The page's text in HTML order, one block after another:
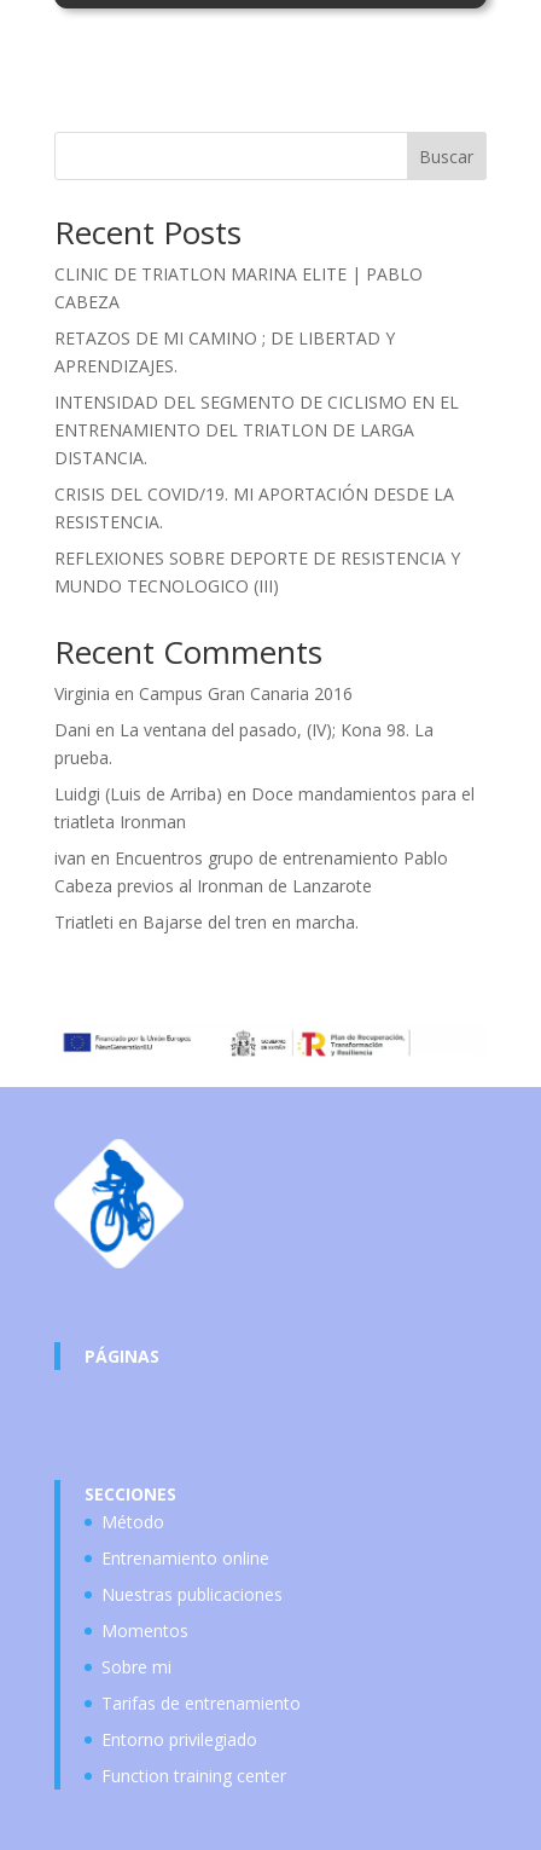
Buscar
Recent Posts
CLINIC DE TRIATLON MARINA ELITE | PABLO
CABEZA
RETAZOS DE MI CAMINO ; DE LIBERTAD Y
APRENDIZAJES.
INTENSIDAD DEL SEGMENTO DE CICLISMO EN EL
ENTRENAMIENTO DEL TRIATLON DE LARGA
DISTANCIA.
CRISIS DEL COVID/19. MI APORTACIÓN DESDE LA
RESISTENCIA.
REFLEXIONES SOBRE DEPORTE DE RESISTENCIA Y
MUNDO TECNOLOGICO (III)
Recent Comments
Virginia en Campus Gran Canaria 2016
Dani en La ventana del pasado, (IV); Kona 98. La
prueba.
Luidgi (Luis de Arriba) en Doce mandamientos para el
triatleta Ironman
ivan en Encuentros grupo de entrenamiento Pablo
Cabeza previos al Ironman de Lanzarote
Triatleti en Bajarse del tren en marcha.
PÁGINAS
SECCIONES
Método
Entrenamiento online
Nuestras publicaciones
Momentos
Sobre mi
Tarifas de entrenamiento
Entorno privilegiado
Function training center